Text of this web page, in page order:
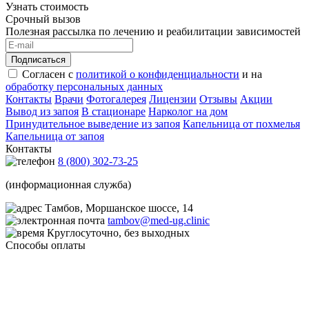
Узнать стоимость
Срочный вызов
Полезная рассылка по лечению и реабилитации зависимостей
Подписаться
Согласен с политикой о конфиденциальности и на
обработку персональных данных
Контакты Врачи Фотогалерея Лицензии Отзывы Акции
Вывод из запоя В стационаре Нарколог на дом
Принудительное выведение из запоя Капельница от похмелья
Капельница от запоя
Контакты
8 (800) 302-73-25
(информационная служба)
Тамбов, Моршанское шоссе, 14
tambov@med-ug.clinic
Круглосуточно, без выходных
Способы оплаты